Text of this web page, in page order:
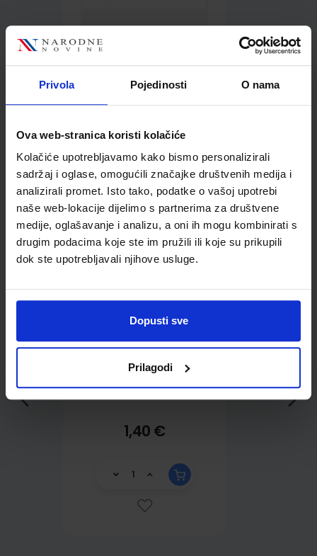
Privola Pojedinosti O nama
Ova web-stranica koristi kolačiće
Kolačiće upotrebljavamo kako bismo personalizirali
sadržaj i oglase, omogućili značajke društvenih medija i
analizirali promet. Isto tako, podatke o vašoj upotrebi
naše web-lokacije dijelimo s partnerima za društvene
medije, oglašavanje i analizu, a oni ih mogu kombinirati s
drugim podacima koje ste im pružili ili koje su prikupili
dok ste upotrebljavali njihove usluge.
Dopusti sve
Prilagodi
Kupci najčešće biraju..
Bojica drvena Jolly X-big
1,40 €